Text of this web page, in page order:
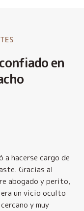
en
a hacerse cargo de
Gracias al
abogado y perito,
un vicio oculto
y muy